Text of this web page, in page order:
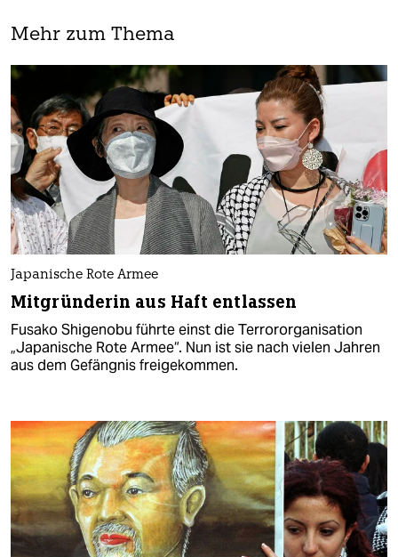
Mehr zum Thema
Japanische Rote Armee
Mitgründerin aus Haft entlassen
Fusako Shigenobu führte einst die Terrororganisation
„Japanische Rote Armee“. Nun ist sie nach vielen Jahren
aus dem Gefängnis freigekommen.